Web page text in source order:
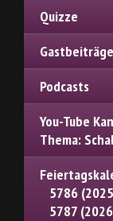
Quizze
Gastbeiträge
Podcasts
You-Tube
Thema:
5786
5787